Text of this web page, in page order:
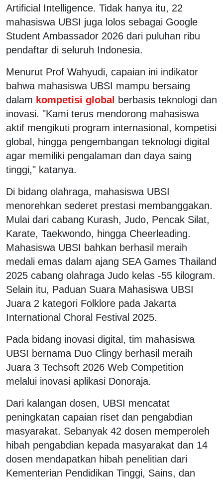
Artificial Intelligence. Tidak hanya itu, 22
mahasiswa UBSI juga lolos sebagai Google
Student Ambassador 2026 dari puluhan ribu
pendaftar di seluruh Indonesia.
Menurut Prof Wahyudi, capaian ini indikator
bahwa mahasiswa UBSI mampu bersaing
dalam kompetisi global
berbasis teknologi dan
inovasi. "Kami terus mendorong mahasiswa
aktif mengikuti program internasional, kompetisi
global, hingga pengembangan teknologi digital
agar memiliki pengalaman dan daya saing
tinggi," katanya.
Di bidang olahraga, mahasiswa UBSI
menorehkan sederet prestasi membanggakan.
Mulai dari cabang Kurash, Judo, Pencak Silat,
Karate, Taekwondo, hingga Cheerleading.
Mahasiswa UBSI bahkan berhasil meraih
medali emas dalam ajang SEA Games Thailand
2025 cabang olahraga Judo kelas -55 kilogram.
Selain itu, Paduan Suara Mahasiswa UBSI
Juara 2 kategori Folklore pada Jakarta
International Choral Festival 2025.
Pada bidang inovasi digital, tim mahasiswa
UBSI bernama Duo Clingy berhasil meraih
Juara 3 Techsoft 2026 Web Competition
melalui inovasi aplikasi Donoraja.
Dari kalangan dosen, UBSI mencatat
peningkatan capaian riset dan pengabdian
masyarakat. Sebanyak 42 dosen memperoleh
hibah pengabdian kepada masyarakat dan 14
dosen mendapatkan hibah penelitian dari
Kementerian Pendidikan Tinggi, Sains, dan